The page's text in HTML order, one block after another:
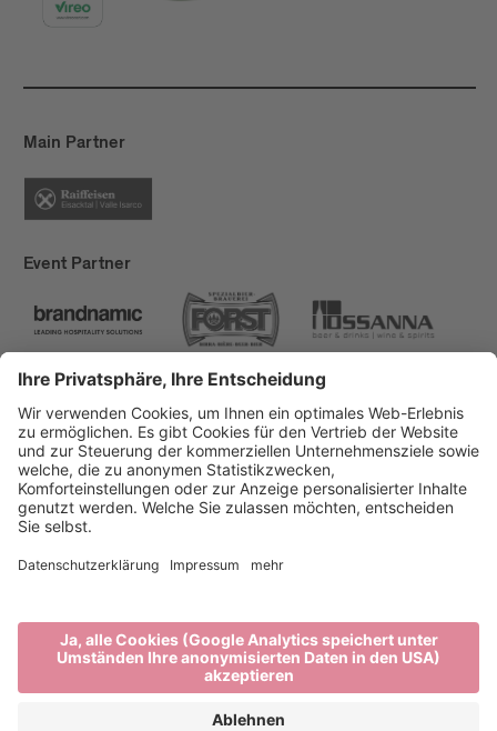
Main Partner
Event Partner
Brixen Tourismus
Privacy
Impressum
Förderungen
produced by